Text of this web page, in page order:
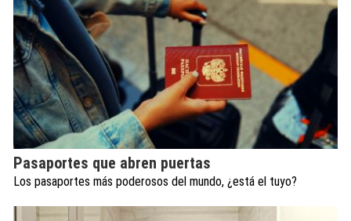
Pasaportes que abren puertas
Los pasaportes más poderosos del mundo, ¿está el tuyo?